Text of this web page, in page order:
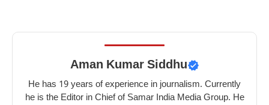
Aman Kumar Siddhu
He has 19 years of experience in journalism. Currently
he is the Editor in Chief of Samar India Media Group. He